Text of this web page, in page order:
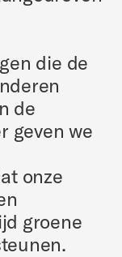
die de
de
geven we
onze
groene